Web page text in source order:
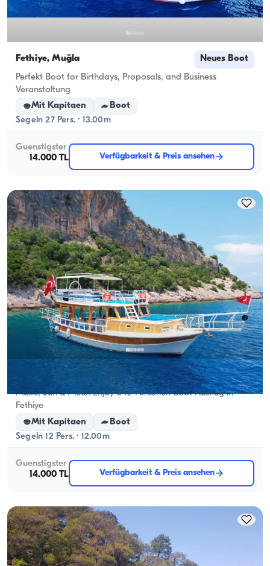
Fethiye, Muğla Neues Boot
Perfekt Boot for Birthdays, Proposals, and Business
Veranstaltung
Mit Kapitaen
Boot
Segeln 27 Pers. · 13.00m
Guenstigster
14.000 TL
Verfügbarkeit & Preis ansehen
Neues Boot
Music, Sun & Meer: Enjoy a 12-Personen Boot Ausflug in
Fethiye
Mit Kapitaen
Boot
Segeln 12 Pers. · 12.00m
Guenstigster
14.000 TL
Verfügbarkeit & Preis ansehen